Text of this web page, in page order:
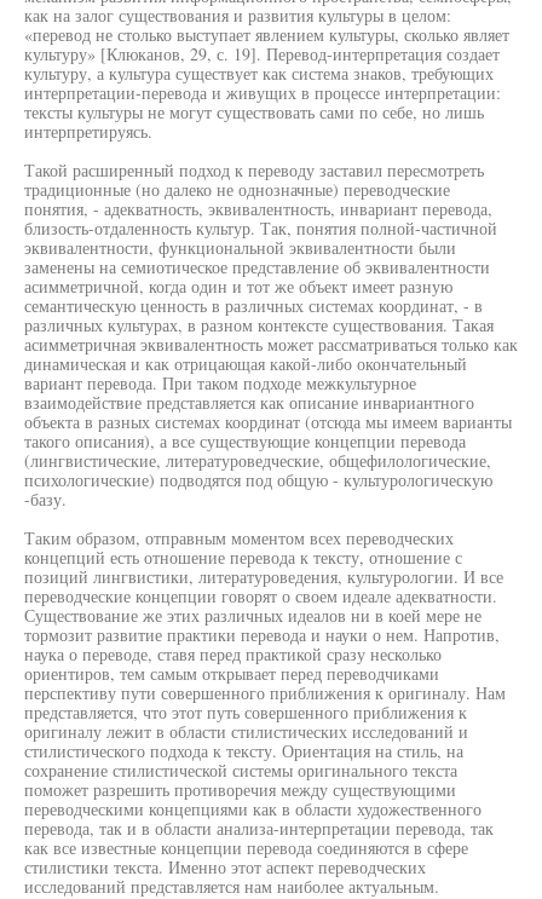
как на залог существования и развития культуры в целом:
«перевод не столько выступает явлением культуры, сколько являет
культуру» [Клюканов, 29, с. 19]. Перевод-интерпретация создает
культуру, а культура существует как система знаков, требующих
интерпретации-перевода и живущих в процессе интерпретации:
тексты культуры не могут существовать сами по себе, но лишь
интерпретируясь.
Такой расширенный подход к переводу заставил пересмотреть
традиционные (но далеко не однозначные) переводческие
понятия, - адекватность, эквивалентность, инвариант перевода,
близость-отдаленность культур. Так, понятия полной-частичной
эквивалентности, функциональной эквивалентности были
заменены на семиотическое представление об эквивалентности
асимметричной, когда один и тот же объект имеет разную
семантическую ценность в различных системах координат, - в
различных культурах, в разном контексте существования. Такая
асимметричная эквивалентность может рассматриваться только как
динамическая и как отрицающая какой-либо окончательный
вариант перевода. При таком подходе межкультурное
взаимодействие представляется как описание инвариантного
объекта в разных системах координат (отсюда мы имеем варианты
такого описания), а все существующие концепции перевода
(лингвистические, литературоведческие, общефилологические,
психологические) подводятся под общую - культурологическую
-базу.
Таким образом, отправным моментом всех переводческих
концепций есть отношение перевода к тексту, отношение с
позиций лингвистики, литературоведения, культурологии. И все
переводческие концепции говорят о своем идеале адекватности.
Существование же этих различных идеалов ни в коей мере не
тормозит развитие практики перевода и науки о нем. Напротив,
наука о переводе, ставя перед практикой сразу несколько
ориентиров, тем самым открывает перед переводчиками
перспективу пути совершенного приближения к оригиналу. Нам
представляется, что этот путь совершенного приближения к
оригиналу лежит в области стилистических исследований и
стилистического подхода к тексту. Ориентация на стиль, на
сохранение стилистической системы оригинального текста
поможет разрешить противоречия между существующими
переводческими концепциями как в области художественного
перевода, так и в области анализа-интерпретации перевода, так
как все известные концепции перевода соединяются в сфере
стилистики текста. Именно этот аспект переводческих
исследований представляется нам наиболее актуальным.